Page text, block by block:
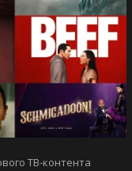
ТВ-контента